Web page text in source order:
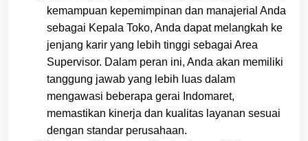
kemampuan kepemimpinan dan manajerial Anda
sebagai Kepala Toko, Anda dapat melangkah ke
jenjang karir yang lebih tinggi sebagai Area
Supervisor. Dalam peran ini, Anda akan memiliki
tanggung jawab yang lebih luas dalam
mengawasi beberapa gerai Indomaret,
memastikan kinerja dan kualitas layanan sesuai
dengan standar perusahaan.